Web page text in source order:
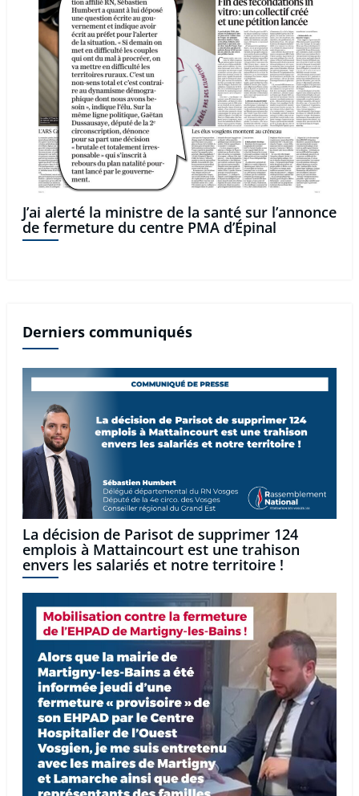
J’ai alerté la ministre de la santé sur l’annonce
de fermeture du centre PMA d’Épinal
Derniers communiqués
La décision de Parisot de supprimer 124
emplois à Mattaincourt est une trahison
envers les salariés et notre territoire !